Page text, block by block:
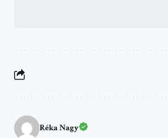
Réka Nagy